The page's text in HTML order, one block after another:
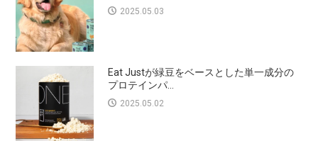
2025.05.03
Eat Justが緑豆をベースとした単一成分の
プロテインパ...
2025.05.02